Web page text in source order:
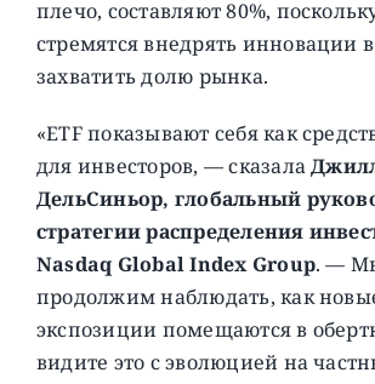
плечо, составляют 80%,
стремятся внедрять инновации
захватить долю рынка.
«ETF показывают себя как
для инвесторов, — сказала
ДельСиньор, глобальный
стратегии распределения
Nasdaq Global Index Group. —
продолжим наблюдать, как
экспозиции помещаются в
видите это с эволюцией на